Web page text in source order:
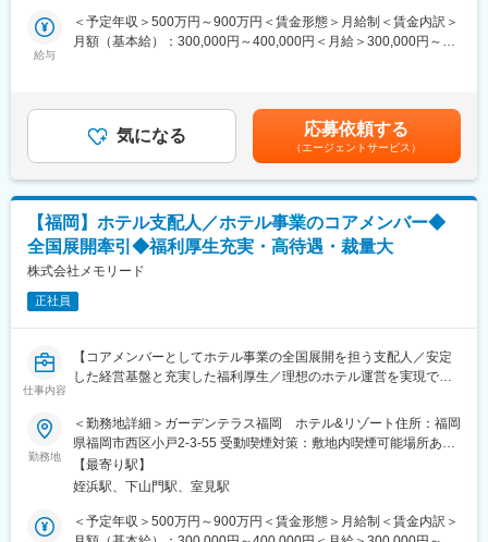
が可能
・総務をメインとしながら人事領域も経験でき、スキルの幅を広
■当社について
当社は葬祭式場（全国展開）、仏壇販売、不動産事業など多角的
に事業を展開しており、数年間で売上が10倍以上と急成長を遂げ
のニーズは多様化しています。当社はこれをビジネスチャンスと
捉え、お客様の希望に合ったサービス提供や高い対応力を強みに
進んできました。
変更の範囲：会社の定める業務
まで幅広く携わりながら、組織の中核となってホテル事業の拡大
と地域活性化を推進していただきます。
プランの企画販売など、ホテル全体の運営を統括します。
・サービス管理：顧客満足度向上施策の立案・実行、サービス品
質の維持・向上、VIPや富裕層への対応、クレームへの迅速な対応
など、お客様に最高の体験を提供するための現場指揮を行いま
す。
・対外業務：地域観光協会や行政との連携、旅行代理店・サプラ
イヤーとの交渉、関係機関との調整など、地域に根差したホテル
運営の推進役を担います。
■扱うサービス
■組織構成
本部・現場スタッフと連携し、支配人としてマネジメント層と現
■業務の魅力
裁量大きく理想のホテル運営を実現でき、自らの経験を活かして
ホテル事業の成長に貢献できます。
■教育体制
職位別研修、ホスピタリティマネジメント研修など、業界トップ
クラスの教育体制を整えています。
■就業環境
給与
＜予定年収＞500万円～900万円＜賃金形態＞月給制＜賃金内訳＞
月額（基本給）：300,000円～400,000円＜月給＞300,000円～
固定手当を含めた表記です。
気になる 応募依頼する
（エージェントサービス）
【福岡】ホテル支配人／ホテル事業のコアメンバー◆
全国展開牽引◆福利厚生充実・高待遇・裁量大
株式会社メモリード
正社員
仕事内容
【コアメンバーとしてホテル事業の全国展開を担う支配人／安定
した経営基盤と充実した福利厚生／理想のホテル運営を実現でき
■業務概要
株式会社ガーデンテラスホテルズ社に出向し、福岡・長崎・佐賀
エリアのいずれかのホテル支配人としてご活躍いただきます。ホ
テル運営全般を統括し、経営管理・サービス品質向上・対外折衝
まで幅広く携わりながら、組織の中核となってホテル事業の拡大
と地域活性化を推進していただきます。
■業務詳細
勤務地
＜勤務地詳細＞ガーデンテラス福岡 ホテル&リゾート住所：福岡
県福岡市西区小戸2-3-55 受動喫煙対策：敷地内喫煙可能場所あり
変更の範囲：会社の定める事業所
【最寄り駅】
姪浜駅、下山門駅、室見駅
＜予定年収＞500万円～900万円＜賃金形態＞月給制＜賃金内訳＞